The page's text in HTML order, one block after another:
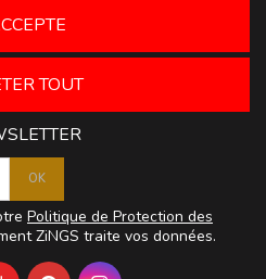
TOUT
Politique de Protection des
ZiNGS traite vos données.